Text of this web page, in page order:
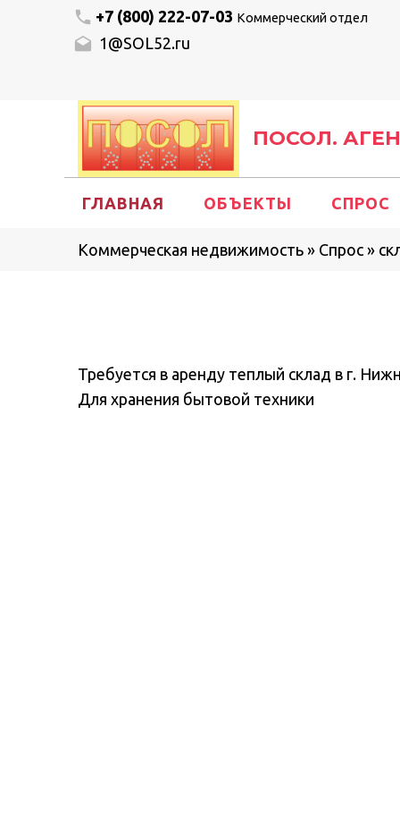
+7 (800) 222-07-03 Коммерческий отдел
1@SOL52.ru
ПОСОЛ.
ГЛАВНАЯ ОБЪЕКТЫ СПРОС
Коммерческая недвижимость » Спрос »
Требуется в аренду теплый склад в г.
Для хранения бытовой техники